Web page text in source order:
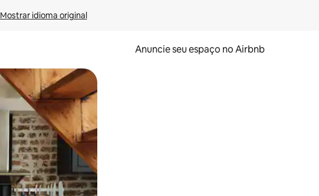
Mostrar idioma original
Anuncie seu espaço no Airbnb